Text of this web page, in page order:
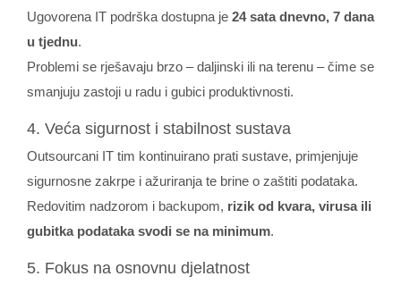
Ugovorena IT podrška dostupna je 24 sata dnevno, 7 dana
u tjednu.
Problemi se rješavaju brzo – daljinski ili na terenu – čime se
smanjuju zastoji u radu i gubici produktivnosti.
4. Veća sigurnost i stabilnost sustava
Outsourcani IT tim kontinuirano prati sustave, primjenjuje
sigurnosne zakrpe i ažuriranja te brine o zaštiti podataka.
Redovitim nadzorom i backupom, rizik od kvara, virusa ili
gubitka podataka svodi se na minimum.
5. Fokus na osnovnu djelatnost